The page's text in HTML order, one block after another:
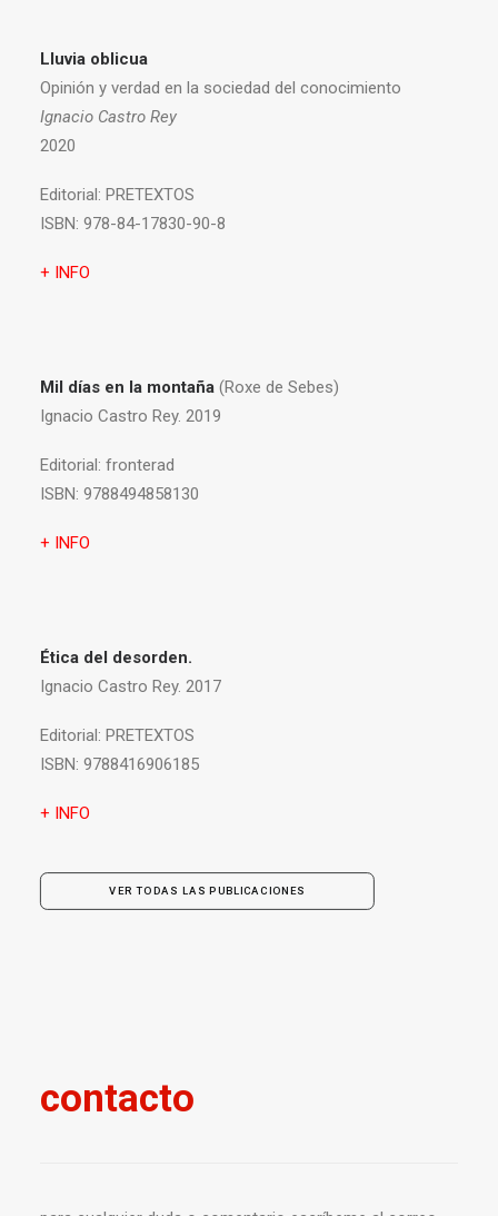
Lluvia oblicua
Opinión y verdad en la sociedad del conocimiento
Ignacio Castro Rey
2020
Editorial: PRETEXTOS
ISBN: 978-84-17830-90-8
+ INFO
Mil días en la montaña (Roxe de Sebes)
Ignacio Castro Rey. 2019
Editorial: fronterad
ISBN: 9788494858130
+ INFO
Ética del desorden.
Ignacio Castro Rey. 2017
Editorial: PRETEXTOS
ISBN: 9788416906185
+ INFO
VER TODAS LAS PUBLICACIONES
contacto